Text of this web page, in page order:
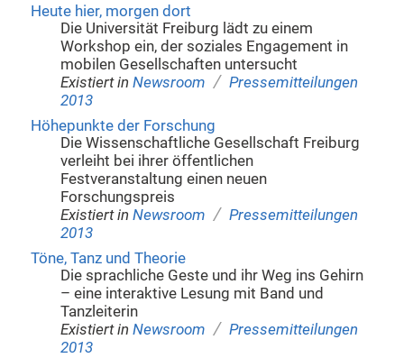
Heute hier, morgen dort
Die Universität Freiburg lädt zu einem
Workshop ein, der soziales Engagement in
mobilen Gesellschaften untersucht
Existiert in Newsroom / Pressemitteilungen
2013
Höhepunkte der Forschung
Die Wissenschaftliche Gesellschaft Freiburg
verleiht bei ihrer öffentlichen
Festveranstaltung einen neuen
Forschungspreis
Existiert in Newsroom / Pressemitteilungen
2013
Töne, Tanz und Theorie
Die sprachliche Geste und ihr Weg ins Gehirn
– eine interaktive Lesung mit Band und
Tanzleiterin
Existiert in Newsroom / Pressemitteilungen
2013